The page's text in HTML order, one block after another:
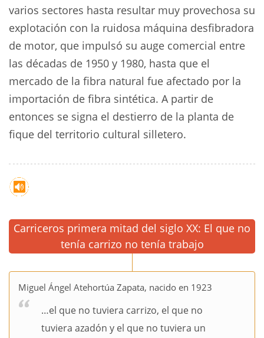
varios sectores hasta resultar muy provechosa su
explotación con la ruidosa máquina desfibradora
de motor, que impulsó su auge comercial entre
las décadas de 1950 y 1980, hasta que el
mercado de la fibra natural fue afectado por la
importación de fibra sintética. A partir de
entonces se signa el destierro de la planta de
fique del territorio cultural silletero.
Carriceros primera mitad del siglo XX: El que no
tenía carrizo no tenía trabajo
Miguel Ángel Atehortúa Zapata, nacido en 1923
…el que no tuviera carrizo, el que no
tuviera azadón y el que no tuviera un